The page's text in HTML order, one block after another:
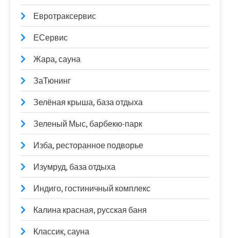
Евротраксервис
ЕСервис
Жара, сауна
ЗаТюнинг
Зелёная крыша, база отдыха
Зеленый Мыс, барбекю-парк
Изба, ресторанное подворье
Изумруд, база отдыха
Индиго, гостиничный комплекс
Калина красная, русская баня
Классик, сауна